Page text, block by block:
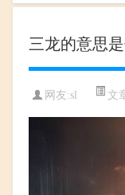
三龙的意思
网友:sl 文